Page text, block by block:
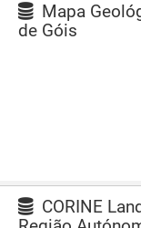
Mapa
de Góis
CORINE